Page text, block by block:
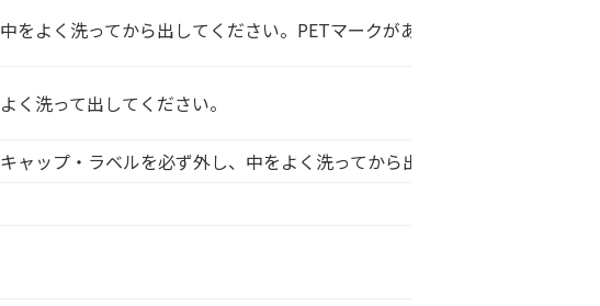
中をよく洗ってから出してください。PETマークがあるものは、資源物(ペ
よく洗って出してください。
キャップ・ラベルを必ず外し、中をよく洗ってから出してください。ペッ